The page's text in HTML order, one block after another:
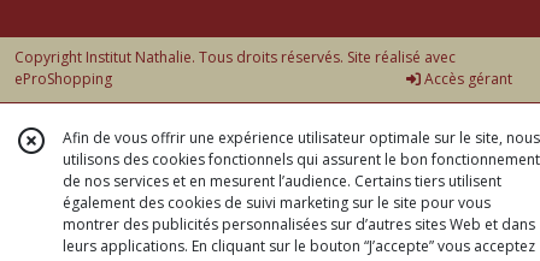
Copyright Institut Nathalie. Tous droits réservés. Site réalisé avec
eProShopping
Accès gérant
Afin de vous offrir une expérience utilisateur optimale sur le site, nous
utilisons des cookies fonctionnels qui assurent le bon fonctionnement
de nos services et en mesurent l’audience. Certains tiers utilisent
également des cookies de suivi marketing sur le site pour vous
montrer des publicités personnalisées sur d’autres sites Web et dans
leurs applications. En cliquant sur le bouton “J’accepte” vous acceptez